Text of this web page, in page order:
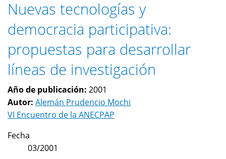
Nuevas tecnologías y
democracia participativa:
propuestas para desarrollar
líneas de investigación
Año de publicación: 2001
Autor: Alemán Prudencio Mochi
VI Encuentro de la ANECPAP
Fecha
03/2001